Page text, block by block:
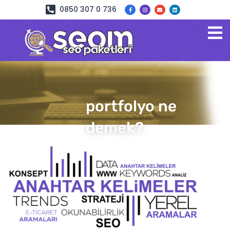
0850 307 0 736
portfolyo ne
demek?